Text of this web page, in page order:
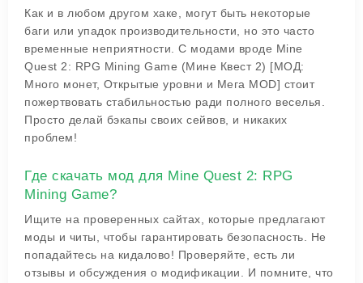
Как и в любом другом хаке, могут быть некоторые
баги или упадок производительности, но это часто
временные неприятности. С модами вроде Mine
Quest 2: RPG Mining Game (Мине Квест 2) [МОД:
Много монет, Открытые уровни и Мега MOD] стоит
пожертвовать стабильностью ради полного веселья.
Просто делай бэкапы своих сейвов, и никаких
проблем!
Где скачать мод для Mine Quest 2: RPG
Mining Game?
Ищите на проверенных сайтах, которые предлагают
моды и читы, чтобы гарантировать безопасность. Не
попадайтесь на кидалово! Проверяйте, есть ли
отзывы и обсуждения о модификации. И помните, что